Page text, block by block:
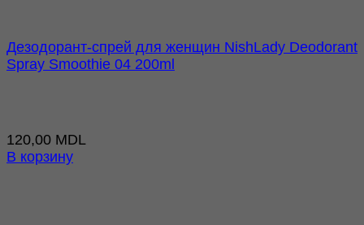
Дезодорант-спрей для женщин NishLady Deodorant
Spray Smoothie 04 200ml
120,00 MDL
В корзину